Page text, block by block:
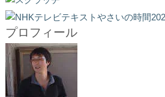
プロフィール